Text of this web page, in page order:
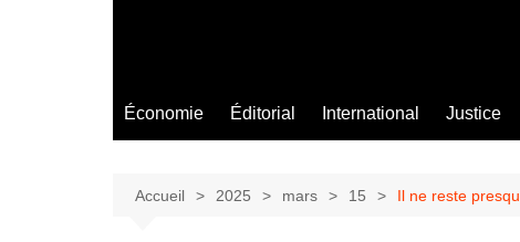
Économie Éditorial International Justice
Accueil 2025 mars 15 Il ne reste